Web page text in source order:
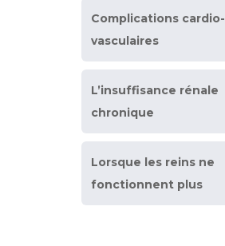
Complications cardio-
vasculaires
L’insuffisance rénale
chronique
Lorsque les reins ne
fonctionnent plus